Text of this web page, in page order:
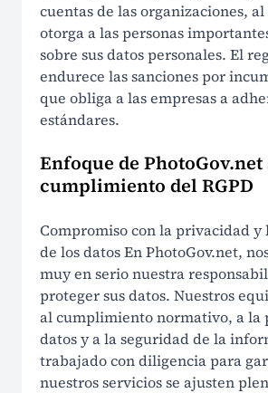
cuentas de las organizaciones,
otorga a las personas
sobre sus datos personales. El
endurece las sanciones por
que obliga a las empresas a
estándares.
Enfoque de
cumplimiento del RGPD
Compromiso con la privacidad y
de los datos En PhotoGov.net,
muy en serio nuestra
proteger sus datos. Nuestros
al cumplimiento normativo, a la
datos y a la seguridad de la
trabajado con diligencia para
nuestros servicios se ajusten